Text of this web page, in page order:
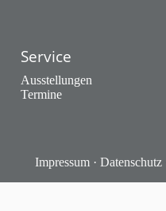
Service
Ausstellungen
Termine
Impressum ·Datenschutz